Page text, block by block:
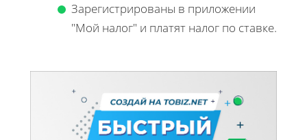
Зарегистрированы в приложении
"Мой налог" и платят налог по ставке.